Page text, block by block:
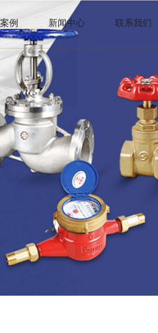
例 新闻中心
行业新闻
联系我们